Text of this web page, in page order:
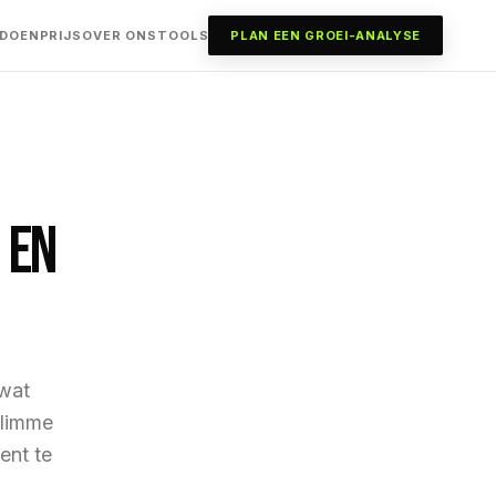
PRIJS OVER ONS TOOLS PLAN EEN GROEI-ANALYSE
te